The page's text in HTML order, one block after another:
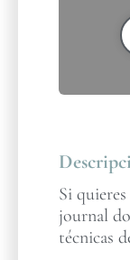
Si
journal
técnicas